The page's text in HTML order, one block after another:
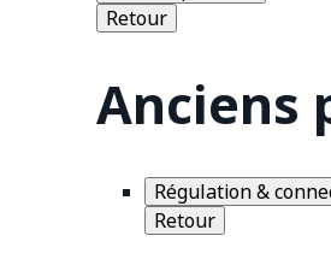
Retour
Anciens
Régulation &
Retour